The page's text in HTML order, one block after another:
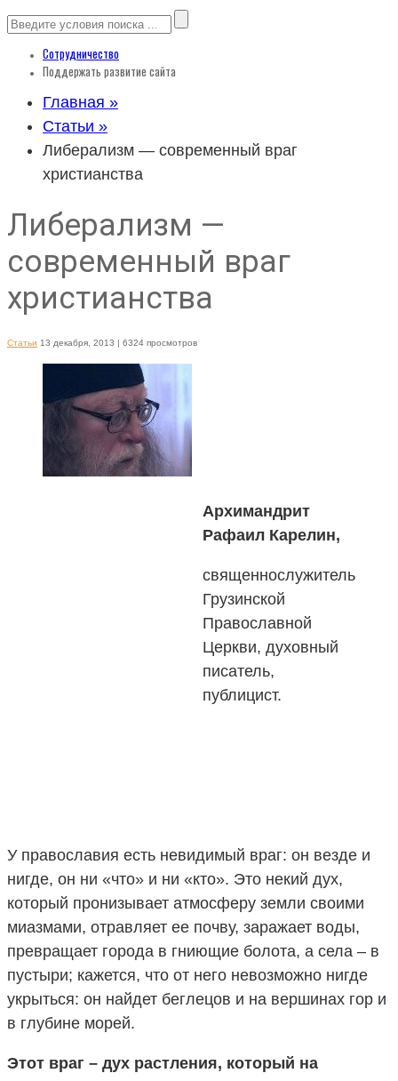
Сотрудничество
Поддержать развитие сайта
Главная »
Статьи »
Либерализм — современный враг
христианства
Либерализм —
современный враг
христианства
Статьи 13 декабря, 2013 | 6324 просмотров
Архимандрит
Рафаил Карелин,
священнослужитель
Грузинской
Православной
Церкви, духовный
писатель,
публицист.
У православия есть невидимый враг: он везде и
нигде, он ни «что» и ни «кто». Это некий дух,
который пронизывает атмосферу земли своими
миазмами, отравляет ее почву, заражает воды,
превращает города в гниющие болота, а села – в
пустыри; кажется, что от него невозможно нигде
укрыться: он найдет беглецов и на вершинах гор и
в глубине морей.
Этот враг – дух растления, который на